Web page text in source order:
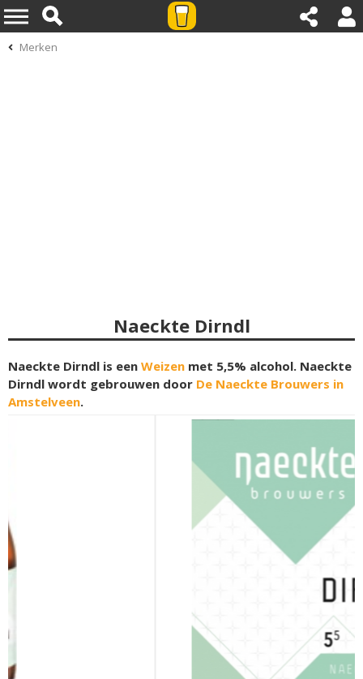
Merken
Naeckte Dirndl
Naeckte Dirndl is een Weizen met 5,5% alcohol. Naeckte
Dirndl wordt gebrouwen door De Naeckte Brouwers in
Amstelveen.